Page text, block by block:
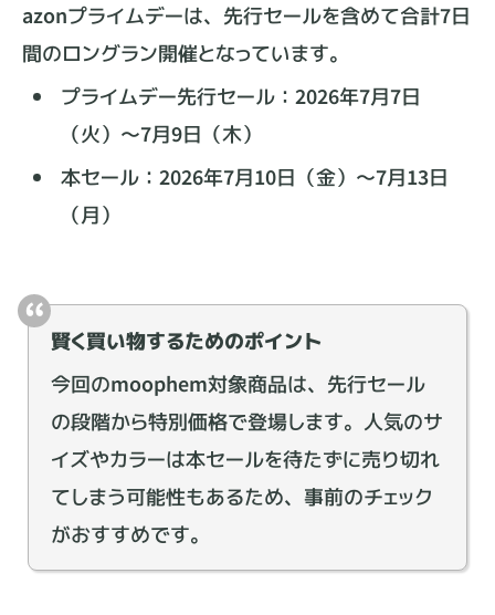
azonプライムデーは、先行セールを含めて合計7日
間のロングラン開催となっています。
プライムデー先行セール：2026年7月7日
（火）〜7月9日（木）
本セール：2026年7月10日（金）〜7月13日
（月）
賢く買い物するためのポイント
今回のmoophem対象商品は、先行セール
の段階から特別価格で登場します。人気のサ
イズやカラーは本セールを待たずに売り切れ
てしまう可能性もあるため、事前のチェック
がおすすめです。